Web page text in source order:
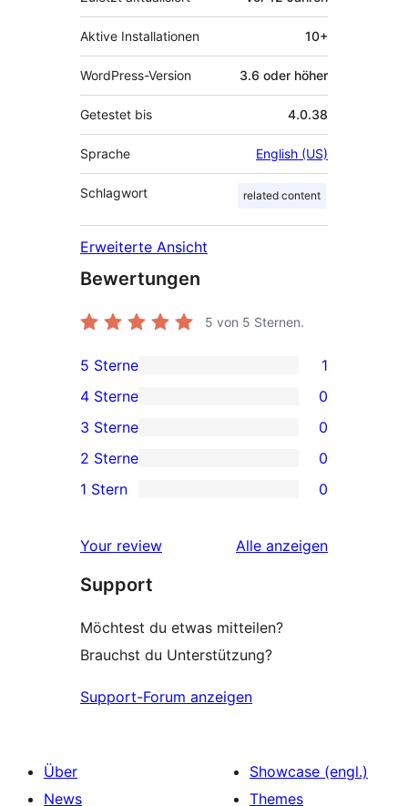
Aktive Installationen 10+
WordPress-Version 3.6 oder höher
Getestet bis 4.0.38
Sprache English (US)
Schlagwort related content
Erweiterte Ansicht
Bewertungen
5 von 5 Sternen.
1 5-
Sterne-
Rezension
5 Sterne 1
0 4-
Sterne-
Rezensionen
4 Sterne 0
0 3-
Sterne-
Rezensionen
3 Sterne 0
0 2-
Sterne-
2 Sterne 0
0 1-
Rezensionen
1 Stern 0
Your review Alle Rezensionen
anzeigen
Support
Möchtest du etwas mitteilen?
Brauchst du Unterstützung?
Support-Forum anzeigen
Über
News
Showcase (engl.)
Themes